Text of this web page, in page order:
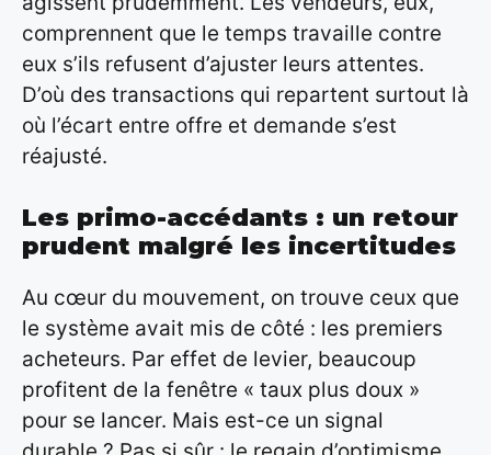
comprennent que le temps travaille contre
eux s’ils refusent d’ajuster leurs attentes.
D’où des transactions qui repartent surtout là
où l’écart entre offre et demande s’est
réajusté.
Les primo-accédants : un retour
prudent malgré les incertitudes
Au cœur du mouvement, on trouve ceux que
le système avait mis de côté : les premiers
acheteurs. Par effet de levier, beaucoup
profitent de la fenêtre « taux plus doux »
pour se lancer. Mais est-ce un signal